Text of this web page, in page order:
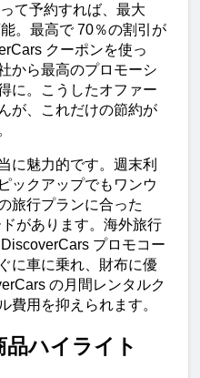
て予約すれば、最大
。最高で 70％の割引が
クーポンを使っ
から最高のプロモーシ
に。こうしたオファー
が、これだけの節約が
に魅力的です。週末利
ックアップでもワンウ
旅行プランに合った
があります。海外旅行
プロモコー
に車に乗れ、財布に優
の月間レンタルク
費用を抑えられます。
ハイライト